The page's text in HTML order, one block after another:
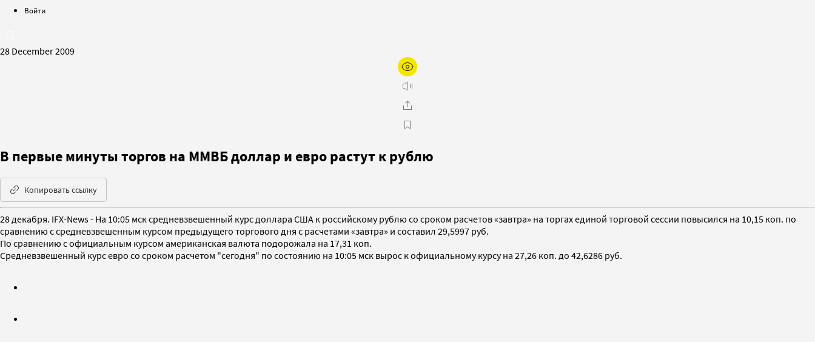
Войти
28 December 2009
В первые минуты торгов на ММВБ доллар и евро растут к рублю
Копировать ссылку
28 декабря. IFX-News - На 10:05 мск средневзвешенный курс доллара США к российскому рублю со сроком расчетов «завтра» на торгах единой торговой сессии повысился на 10,15 коп. по
сравнению с средневзвешенным курсом предыдущего торгового дня с расчетами «завтра» и составил 29,5997 руб.
По сравнению с официальным курсом американская валюта подорожала на 17,31 коп.
Средневзвешенный курс евро со сроком расчетом "сегодня" по состоянию на 10:05 мск вырос к официальному курсу на 27,26 коп. до 42,6286 руб.